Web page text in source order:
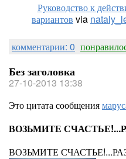
Руководство к
вариантов via
комментарии: 0
Без заголовка
27-10-2013 13:38
Это цитата сообщения
ВОЗЬМИТЕ
ВОЗЬМИТЕ